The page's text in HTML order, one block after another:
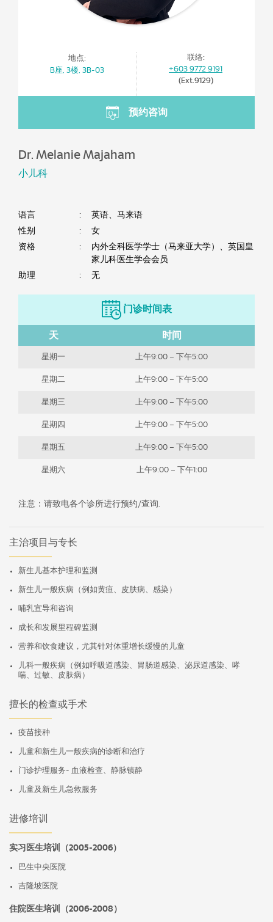
地点:
B座, 3楼, 3B-03
联络:
+603 9772 9191
(Ext.9129)
预约咨询
Dr. Melanie Majaham
小儿科
语言 :
英语、马来语
性别
:
女
资格
:
内外全科医学学士（马来亚大学）、英国皇
家儿科医生学会会员
助理
: 无
门诊时间表
天 时间
星期一 上午9:00 – 下午5:00
星期二 上午9:00 – 下午5:00
星期三 上午9:00 – 下午5:00
星期四 上午9:00 – 下午5:00
星期五 上午9:00 – 下午5:00
星期六 上午9:00 – 下午1:00
注意：请致电各个诊所进行预约/查询.
主治项目与专长
新生儿基本护理和监测
新生儿一般疾病（例如黄疸、皮肤病、感染）
哺乳宣导和咨询
成长和发展里程碑监测
营养和饮食建议，尤其针对体重增长缓慢的儿童
儿科一般疾病（例如呼吸道感染、胃肠道感染、泌尿道感染、哮
喘、过敏、皮肤病）
擅长的检查或手术
疫苗接种
儿童和新生儿一般疾病的诊断和治疗
门诊护理服务- 血液检查、静脉镇静
儿童及新生儿急救服务
进修培训
实习医生培训（2005-2006）
巴生中央医院
吉隆坡医院
住院医生培训（2006-2008）